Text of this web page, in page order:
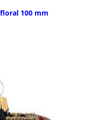
100 mm